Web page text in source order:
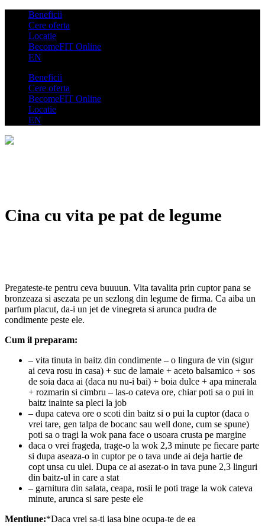
Beneficii
Cere oferta
Locatie
BecomeFIT Online
EN
Beneficii
Cere oferta
BecomeFIT Online
Locatie
EN
Cina cu vita pe pat de legume
Pregateste-te pentru ceva buuuun. Vita tavalita prin cuptor pana se
bronzeaza si asezata pe un sezlong din legume de firma. Ca aiba un
parfum placut, da-i un jet de vinegreta si arunca pudra de
condimente peste ele.
Cum il preparam:
– vita tinuta in baitz din condimente – o lingura de vin (sigur
ai ceva rosu in casa) + suc de lamaie + aceto balsamico + sos
de soia daca ai (daca nu nu-i bai) + boia dulce + apa minerala
+ rozmarin si cimbru – las-o cateva ore, chiar poti sa o pui in
baitz inainte sa pleci la job
– dupa cateva ore o scoti din baitz si o pui la cuptor (daca o
vrei tare, gen talpa de bocanc sau well done, cum se spune)
poti sa o tragi la wok pana face o usoara crusta pe margine
daca o vrei frageda, trage-o la wok 2,3 minute pe fiecare parte
si dupa aseaza-o in cuptor pe o tava unde ai deja hartie de
copt unsa cu ulei. Dupa ce ai asezat-o in tava pune 2,3 linguri
din baitz-ul in care a stat
– garnitura din salata, ceapa, rosii le poti trage la wok cateva
minute, arunca si sare peste ele
Mentiune:*Daca vrei sa-ti iasa bine ocupa-te de ea